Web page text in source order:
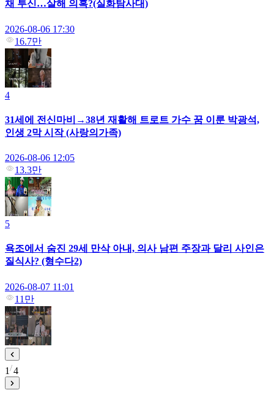
채 투신…살해 의혹?(실화탐사대)
2026-08-06 17:30
16.7만
4
31세에 전신마비→38년 재활해 트로트 가수 꿈 이룬 박광석,
인생 2막 시작 (사랑의가족)
2026-08-06 12:05
13.3만
5
욕조에서 숨진 29세 만삭 아내, 의사 남편 주장과 달리 사인은
질식사? (형수다2)
2026-08-07 11:01
11만
1 4